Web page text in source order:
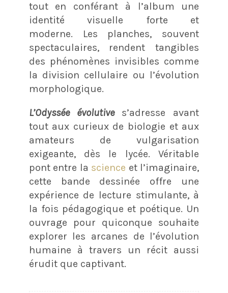
tout en conférant à l’album une
identité visuelle forte et
moderne. Les planches, souvent
spectaculaires, rendent tangibles
des phénomènes invisibles comme
la division cellulaire ou l’évolution
morphologique.
L’Odyssée évolutives’adresse avant
tout aux curieux de biologie et aux
amateurs de vulgarisation
exigeante, dès le lycée. Véritable
pont entre la science et l’imaginaire,
cette bande dessinée offre une
expérience de lecture stimulante, à
la fois pédagogique et poétique. Un
ouvrage pour quiconque souhaite
explorer les arcanes de l’évolution
humaine à travers un récit aussi
érudit que captivant.